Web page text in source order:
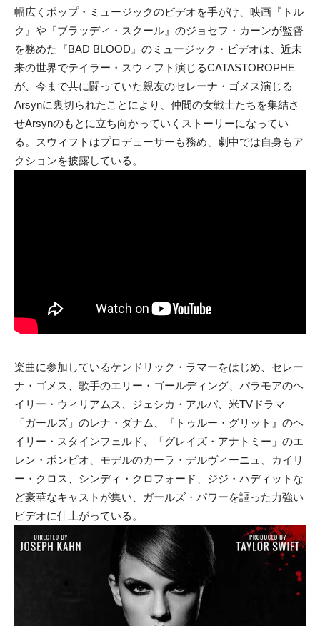
幅広くポップ・ミュージックのビデオを手がけ、映画『トル
ク』や『ブラッディ・スクール』のジョセフ・カーンが監督
を務めた『BAD BLOOD』のミュージック・ビデオは、近未
来の世界でテイラー・スウィフト演じるCATASTOROPHE
が、今まで共に闘っていた親友のセレーナ・ゴメス演じる
Arsynに裏切られたことにより、仲間の女戦士たちを集結さ
せArsynのもとに立ち向かっていくストーリーになってい
る。スウィフトはプロデューサーも務め、劇中では自身もア
クションを披露している。
楽曲に参加しているケンドリック・ラマーをはじめ、セレー
ナ・ゴメス、歌手のエリー・ゴールディング、パラモアのヘ
イリー・ウィリアムス、ジェシカ・アルバ、米TVドラマ
「ガールズ」のレナ・ダナム、『トゥルー・グリット』のヘ
イリー・スタインフェルド、「グレイズ・アナトミー」のエ
レン・ポンピオ、モデルのカーラ・デルヴィーニュ、カイリ
ー・クロス、シンディ・クロフォード、ジジ・ハディットな
ど豪華なキャストが集い、ガールズ・パワーを謳った力強い
ビデオに仕上がっている。